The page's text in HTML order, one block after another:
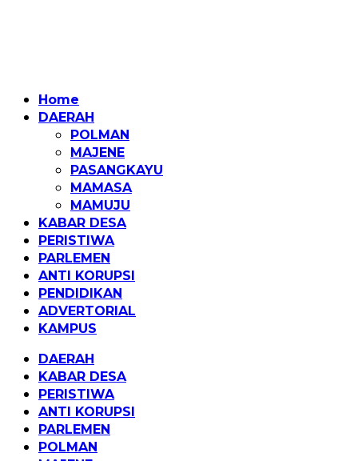
Home
DAERAH
POLMAN
MAJENE
PASANGKAYU
MAMASA
MAMUJU
KABAR DESA
PERISTIWA
PARLEMEN
ANTI KORUPSI
PENDIDIKAN
ADVERTORIAL
KAMPUS
DAERAH
KABAR DESA
PERISTIWA
ANTI KORUPSI
PARLEMEN
POLMAN